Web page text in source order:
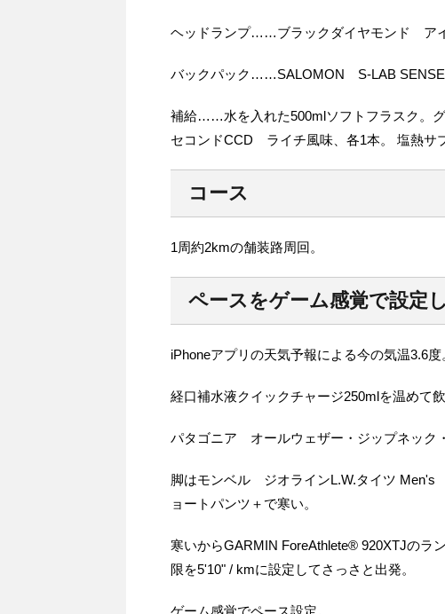
ヘッドランプ……ブラックダイヤモンド ア
バックパック……SALOMON S-LAB SENSE
補給……水を入れた500mlソフトフラスク。
セコンドCCD ライチ風味、各1本。 塩熱サ
コース
1周約2kmの舗装路周回。
ペースをゲーム感覚で設定
iPhoneアプリの天気予報による今の気温3.6度
経口補水液クイックチャージ250mlを温めて飲
パタゴニア オールウェザー・ジップネック
脚はモンベル ジオラインL.W.タイツ
ョートパンツ＋で寒い。
寒いからGARMIN ForeAthlete® 920XTJのラ
限を5'10" / kmに設定してさっさと出発。
ゲーム感覚でペース設定。